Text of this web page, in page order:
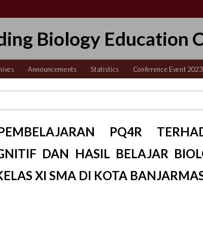
Biology Education
Announcements Statistics Conference Event 2023
PQ4R
DAN HASIL BELAJAR
XI SMA DI KOTA